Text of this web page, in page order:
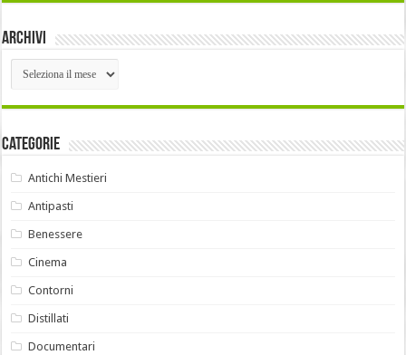
Archivi
Archivi
Categorie
Antichi Mestieri
Antipasti
Benessere
Cinema
Contorni
Distillati
Documentari